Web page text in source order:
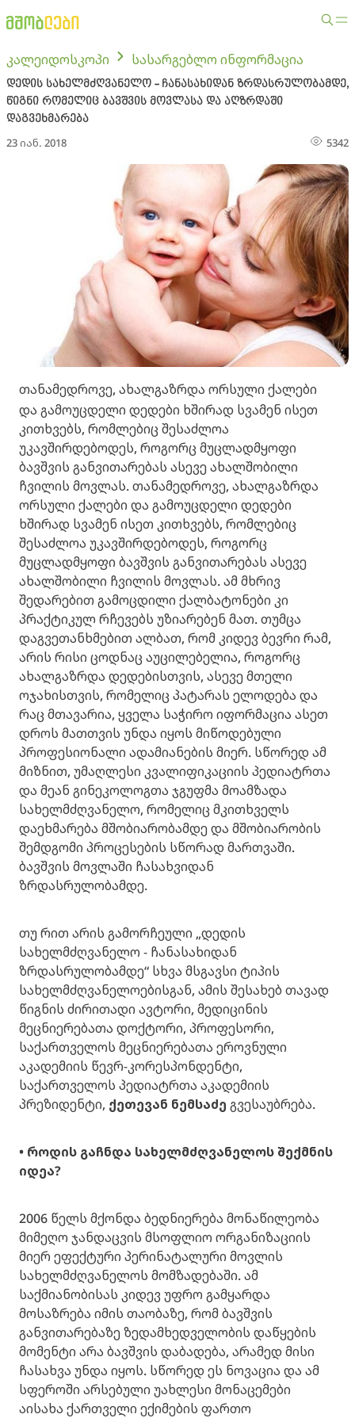
კალეიდოსკოპი სასარგებლო ინფორმაცია
დედის სახელმძღვანელო - ჩანასახიდან ზრდასრულობამდე,
წიგნი რომელიც ბავშვის მოვლასა და აღზრდაში
დაგვეხმარება
23 იან. 2018 5342
თანამედროვე, ახალგაზრდა ორსული ქალები
და გამოუცდელი დედები ხშირად სვამენ ისეთ
კითხვებს, რომლებიც შესაძლოა
უკავშირდებოდეს, როგორც მუცლადმყოფი
ბავშვის განვითარებას ასევე ახალშობილი
ჩვილის მოვლას. თანამედროვე, ახალგაზრდა
ორსული ქალები და გამოუცდელი დედები
ხშირად სვამენ ისეთ კითხვებს, რომლებიც
შესაძლოა უკავშირდებოდეს, როგორც
მუცლადმყოფი ბავშვის განვითარებას ასევე
ახალშობილი ჩვილის მოვლას. ამ მხრივ
შედარებით გამოცდილი ქალბატონები კი
პრაქტიკულ რჩევებს უზიარებენ მათ. თუმცა
დაგვეთანხმებით ალბათ, რომ კიდევ ბევრი რამ,
არის რისი ცოდნაც აუცილებელია, როგორც
ახალგაზრდა დედებისთვის, ასევე მთელი
ოჯახისთვის, რომელიც პატარას ელოდება და
რაც მთავარია, ყველა საჭირო იფორმაცია ასეთ
დროს მათთვის უნდა იყოს მიწოდებული
პროფესიონალი ადამიანების მიერ. სწორედ ამ
მიზნით, უმაღლესი კვალიფიკაციის პედიატრთა
და მეან გინეკოლოგთა ჯგუფმა მოამზადა
სახელმძღვანელო, რომელიც მკითხველს
დაეხმარება მშობიარობამდე და მშობიარობის
შემდგომი პროცესების სწორად მართვაში.
ბავშვის მოვლაში ჩასახვიდან
ზრდასრულობამდე.
თუ რით არის გამორჩეული „დედის
სახელმძღვანელო - ჩანასახიდან
ზრდასრულობამდე“ სხვა მსგავსი ტიპის
სახელმძღვანელოებისგან, ამის შესახებ თავად
წიგნის ძირითადი ავტორი, მედიცინის
მეცნიერებათა დოქტორი, პროფესორი,
საქართველოს მეცნიერებათა ეროვნული
აკადემიის წევრ-კორესპონდენტი,
საქართველოს პედიატრთა აკადემიის
პრეზიდენტი, ქეთევან ნემსაძე გვესაუბრება.
• როდის გაჩნდა სახელმძღვანელოს შექმნის
იდეა?
2006 წელს მქონდა ბედნიერება მონაწილეობა
მიმეღო ჯანდაცვის მსოფლიო ორგანიზაციის
მიერ ეფექტური პერინატალური მოვლის
სახელმძღვანელოს მომზადებაში. ამ
საქმიანობისას კიდევ უფრო გამყარდა
მოსაზრება იმის თაობაზე, რომ ბავშვის
განვითარებაზე ზედამხედველობის დაწყების
მომენტი არა ბავშვის დაბადება, არამედ მისი
ჩასახვა უნდა იყოს. სწორედ ეს ნოვაცია და ამ
სფეროში არსებული უახლესი მონაცემები
აისახა ქართველი ექიმების ფართო